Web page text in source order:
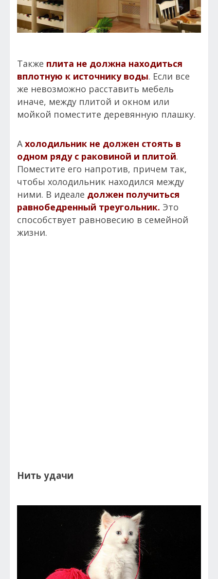
Также плита не должна находиться
вплотную к источнику воды. Если все
же невозможно расставить мебель
иначе, между плитой и окном или
мойкой поместите деревянную плашку.
А холодильник не должен стоять в
одном ряду с раковиной и плитой.
Поместите его напротив, причем так,
чтобы холодильник находился между
ними. В идеале должен получиться
равнобедренный треугольник. Это
способствует равновесию в семейной
жизни.
Нить удачи